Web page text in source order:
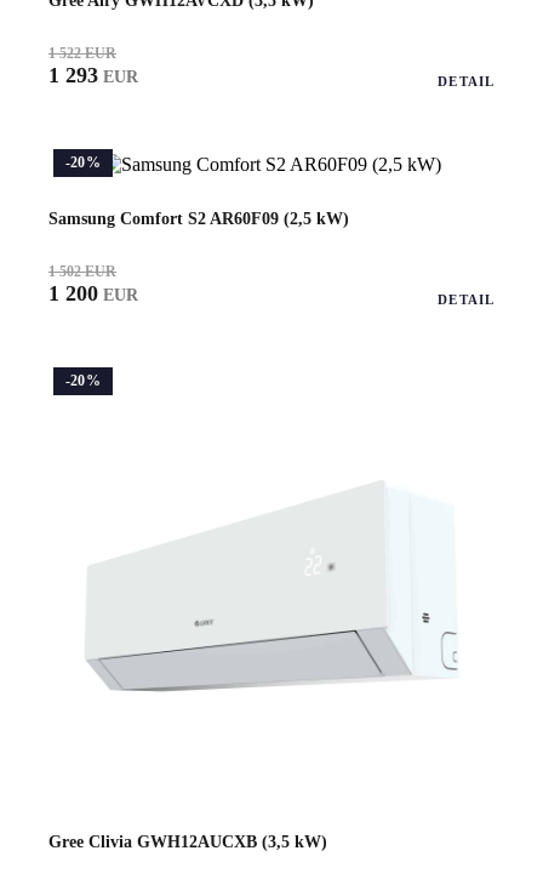
1 522 EUR
1 293 EUR DETAIL
-20%
Samsung Comfort S2 AR60F09 (2,5 kW)
1 502 EUR
1 200 EUR DETAIL
-20%
Gree Clivia GWH12AUCXB (3,5 kW)